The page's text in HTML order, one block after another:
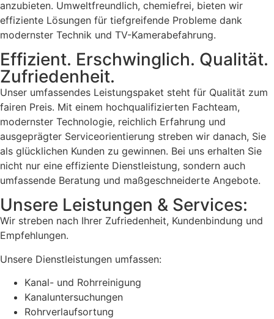
anzubieten. Umweltfreundlich, chemiefrei, bieten wir
effiziente Lösungen für tiefgreifende Probleme dank
modernster Technik und TV-Kamerabefahrung.
Effizient. Erschwinglich. Qualität.
Zufriedenheit.
Unser umfassendes Leistungspaket steht für Qualität zum
fairen Preis. Mit einem hochqualifizierten Fachteam,
modernster Technologie, reichlich Erfahrung und
ausgeprägter Serviceorientierung streben wir danach, Sie
als glücklichen Kunden zu gewinnen. Bei uns erhalten Sie
nicht nur eine effiziente Dienstleistung, sondern auch
umfassende Beratung und maßgeschneiderte Angebote.
Unsere Leistungen & Services:
Wir streben nach Ihrer Zufriedenheit, Kundenbindung und
Empfehlungen.
Unsere Dienstleistungen umfassen:
Kanal- und Rohrreinigung
Kanaluntersuchungen
Rohrverlaufsortung